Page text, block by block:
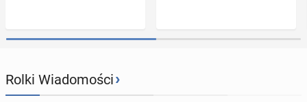
Rolki Wiadomości›